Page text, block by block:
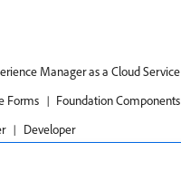
Manager as a Cloud Service
Forms Foundation Components
Developer